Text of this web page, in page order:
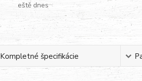
eště dnes
Kompletné špecifikácie